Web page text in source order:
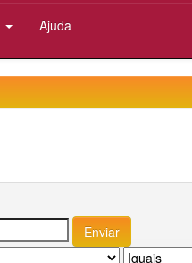
Ajuda